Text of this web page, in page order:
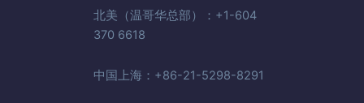
北美（温哥华总部）：+1-604
370 6618
中国上海：+86-21-5298-8291